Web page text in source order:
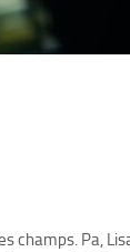
champs. Pa,